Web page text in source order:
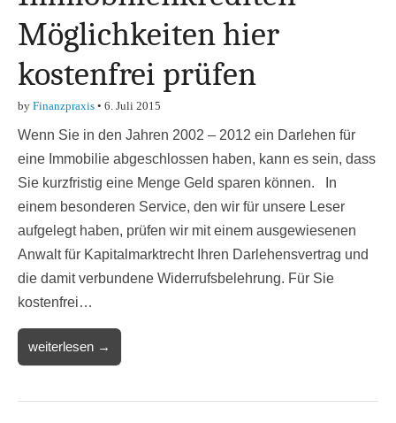
Möglichkeiten hier
kostenfrei prüfen
by Finanzpraxis • 6. Juli 2015
Wenn Sie in den Jahren 2002 – 2012 ein Darlehen für
eine Immobilie abgeschlossen haben, kann es sein, dass
Sie kurzfristig eine Menge Geld sparen können. In
einem besonderen Service, den wir für unsere Leser
aufgelegt haben, prüfen wir mit einem ausgewiesenen
Anwalt für Kapitalmarktrecht Ihren Darlehensvertrag und
die damit verbundene Widerrufsbelehrung. Für Sie
kostenfrei…
weiterlesen →